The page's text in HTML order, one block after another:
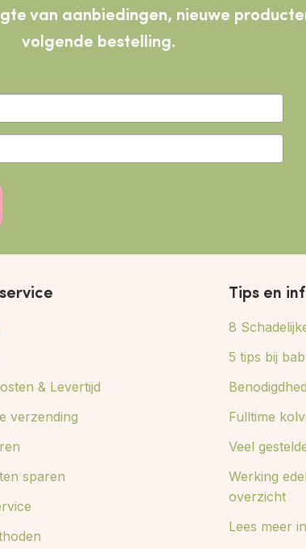
van aanbiedingen, nieuwe
volgende bestelling.
& Levertijd
verzending
sparen
Tips en
8
5 tips bij
Fulltime
Veel
Werking
overzicht
Lees meer